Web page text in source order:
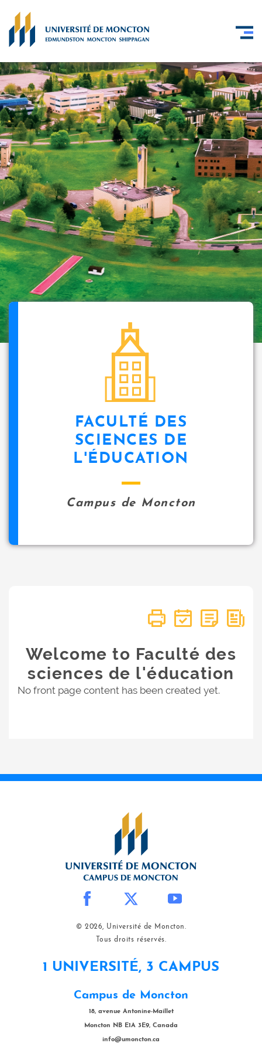
FACULTÉ DES
SCIENCES DE
L'ÉDUCATION
Campus de Moncton
Welcome to Faculté des
sciences de l'éducation
No front page content has been created yet.
© 2026, Université de Moncton.
Tous droits réservés.
1 UNIVERSITÉ, 3 CAMPUS
Campus de Moncton
18, avenue Antonine-Maillet
Moncton NB E1A 3E9, Canada
info@umoncton.ca